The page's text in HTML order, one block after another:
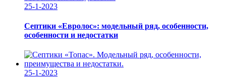
25-1-2023
Септики «Евролос»: модельный ряд, особенности,
особенности и недостатки
25-1-2023